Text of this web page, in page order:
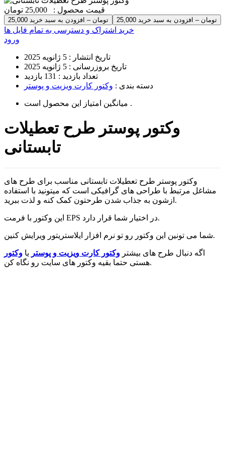
قیمت محصول : 25,000 تومان
25,000 تومان – افزودن به سبد خرید
خرید اشتراک و دسترسی به تمام فایل ها
ورود
تاریخ انتشار : 5 ژانویه 2025
تاریخ بروزرسانی : 5 ژانویه 2025
تعداد بازدید : 131 بازدید
دسته بندی : وکتور کارت ویزیت و پوستر
میانگین امتیاز این محصول است .
وکتور پوستر طرح تعطیلات
تابستانی
وکتور پوستر طرح تعطیلات تابستانی مناسب برای طرح های
مشاغل مرتبط با طراحی های گرافیکی است که میتونید با استفاده
ازشون به جذاب شدن طرحتون کمک کنه و لذت ببرید.
این وکتور با فرمت EPS در اختیار شما قرار دارد.
شما می تونین این وکتور رو تو نرم افزار ایلاستریتور ویرایش کنین.
اگه دنبال طرح های بیشتر وکتور کارت ویزیت و پوستر یا وکتور
هستی حتما بقیه وکتور های سایت رو نگاه کن.